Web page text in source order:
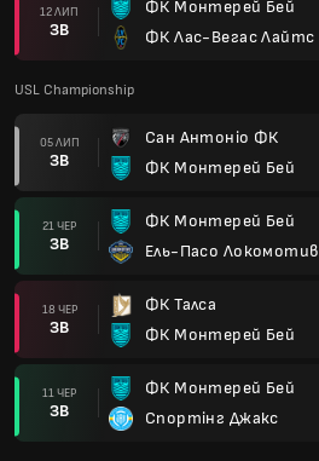
12 ЛИП
ЗВ
ФК Монтерей Бей
ФК Лас-Вегас Лайтс
USL Championship
05 ЛИП
ЗВ
Сан Антоніо ФК
ФК Монтерей Бей
21 ЧЕР
ЗВ
ФК Монтерей Бей
Ель-Пасо Локомотив
18 ЧЕР
ЗВ
ФК Талса
ФК Монтерей Бей
11 ЧЕР
ЗВ
ФК Монтерей Бей
Спортінг Джакс